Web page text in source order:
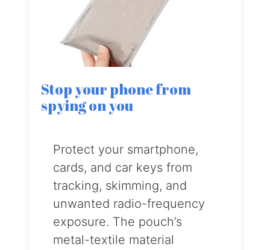
Stop your phone from
spying on you
Protect your smartphone,
cards, and car keys from
tracking, skimming, and
unwanted radio-frequency
exposure. The pouch’s
metal-textile material